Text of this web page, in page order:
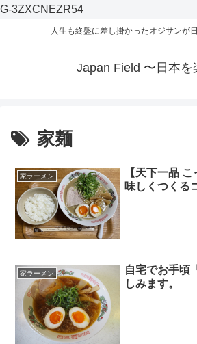
G-3ZXCNEZR54
人生も終盤に差し掛かったオジサンが
Japan Field 〜日本を
家麺
家ラーメン
【天下一品
味しくつくる
家ラーメン
自宅でお手頃
しみます。